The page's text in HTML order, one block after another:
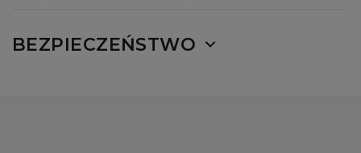
BEZPIECZEŃSTWO